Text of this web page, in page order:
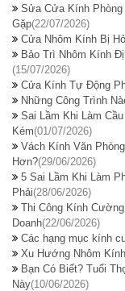
Sửa Cửa Kính
Gặp(22/07/2026)
Cửa Nhôm Kính Bị
Bảo Trì Nhôm Kính
(15/07/2026)
Cửa Kính Tự Động
Những Công Trình
Sai Lầm Khi Làm
Kém(01/07/2026)
Vách Kính Văn
Hơn?(29/06/2026)
5 Sai Lầm Khi Làm
Phải(28/06/2026)
Thi Công Kính
Doanh(22/06/2026)
Các hạng mục kính
Xu Hướng Nhôm
Bạn Có Biết? Tuổi
Này(10/06/2026)